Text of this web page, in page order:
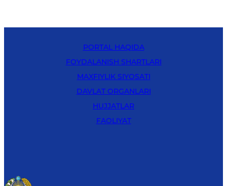
PORTAL HAQIDA
FOYDALANISH SHARTLARI
MAXFIYLIK SIYOSATI
DAVLAT ORGANLARI
HUJJATLAR
FAOLIYAT